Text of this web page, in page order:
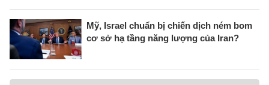
Mỹ, Israel chuẩn bị chiến dịch ném bom
cơ sở hạ tầng năng lượng của Iran?